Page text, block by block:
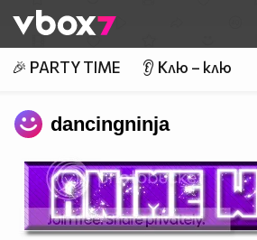
👾
🎉 PARTY TIME 👂 Клю – клю
dancingninja